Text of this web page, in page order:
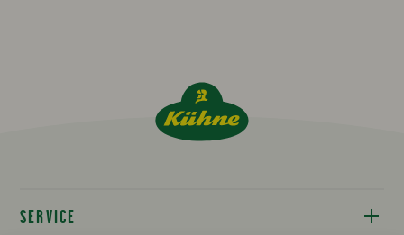
SERVICE